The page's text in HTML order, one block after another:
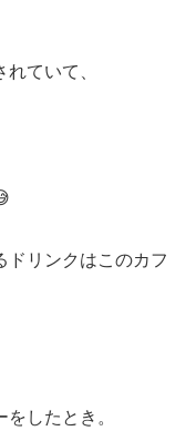
ていて、
ドリンクはこのカフ
したとき。